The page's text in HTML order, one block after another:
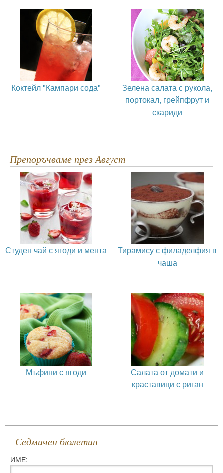
Коктейл "Кампари сода"
Зелена салата с рукола,
портокал, грейпфрут и
скариди
Препоръчваме през Август
Студен чай с ягоди и мента
Тирамису с филаделфия в
чаша
Мъфини с ягоди
Салата от домати и
краставици с риган
Седмичен бюлетин
ИМЕ: